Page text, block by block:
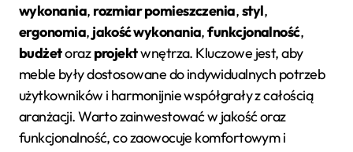
wykonania, rozmiar pomieszczenia,styl,
ergonomia, jakość wykonania,funkcjonalność,
budżetorazprojektwnętrza. Kluczowe jest, aby
meble były dostosowane do indywidualnych potrzeb
użytkowników i harmonijnie współgrały z całością
aranżacji. Warto zainwestować w jakość oraz
funkcjonalność, co zaowocuje komfortowym i